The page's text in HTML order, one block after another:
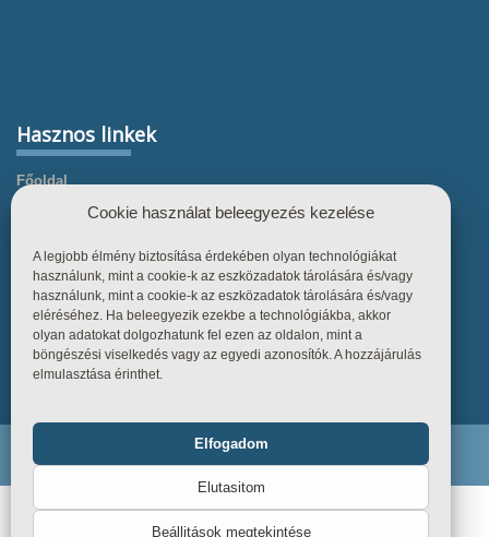
Hasznos linkek
Főoldal
Tudástár
Üzletszabályzat
Kapcsolat
Endiline - Minden jog fenntartva. © 2026
Cookie használat beleegyezés kezelése
A legjobb élmény biztosítása érdekében olyan technológiákat
használunk, mint a cookie-k az eszközadatok tárolására és/vagy
használunk, mint a cookie-k az eszközadatok tárolására és/vagy
eléréséhez. Ha beleegyezik ezekbe a technológiákba, akkor
olyan adatokat dolgozhatunk fel ezen az oldalon, mint a
böngészési viselkedés vagy az egyedi azonosítók. A hozzájárulás
elmulasztása érinthet.
Statisztika
Elfogadom
Elutasitom
Beállitások megtekintése